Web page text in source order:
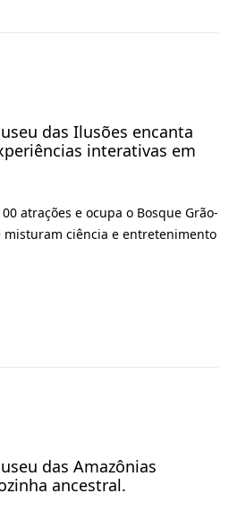
das Ilusões encanta
interativas em
atrações e ocupa o Bosque Grão-
misturam ciência e entretenimento
das Amazônias
ancestral.